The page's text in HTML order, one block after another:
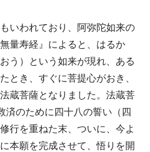
いわれており、阿弥陀如来の
量寿経』によると、はるか
う）という如来が現れ、ある
とき、すぐに菩提心がおき、
蔵菩薩となりました。法蔵菩
済のために四十八の誓い（四
行を重ねた末、ついに、今よ
本願を完成させて、悟りを開